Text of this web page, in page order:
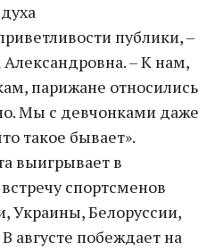
публики, –
– К нам,
парижане относились
Мы с девчонками даже
такое бывает».
выигрывает в
спортсменов
Украины, Белоруссии,
августе побеждает на